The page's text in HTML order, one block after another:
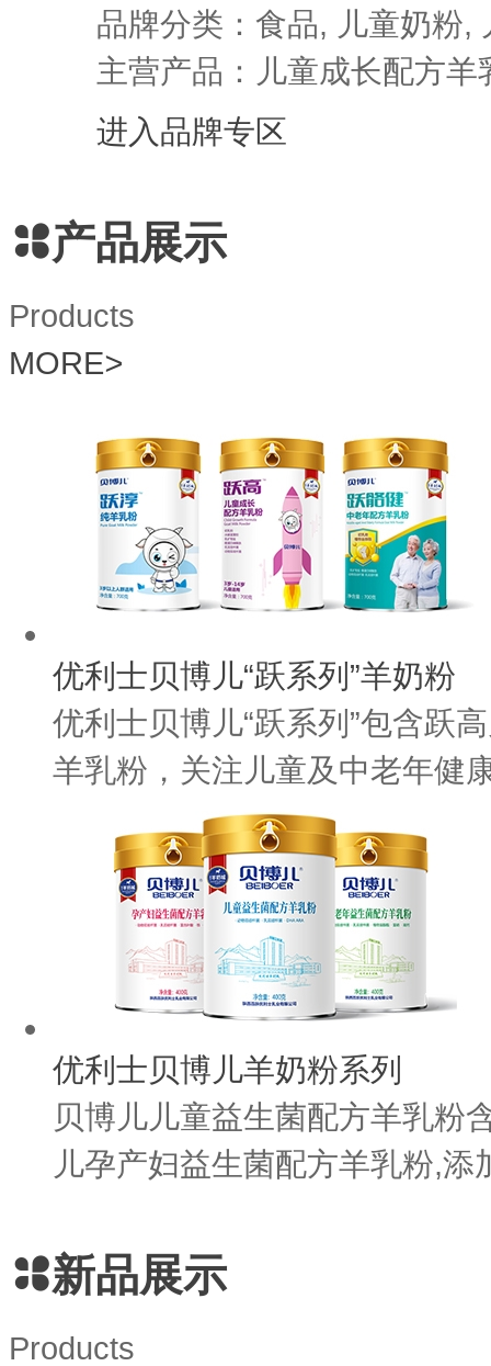
品牌分类：食品, 儿童奶粉,
主营产品：儿童成长配方羊
进入品牌专区
产品展示
Products
MORE>
优利士贝博儿“跃系列”羊奶粉
优利士贝博儿“跃系列”包含跃
羊乳粉，关注儿童及中老年健
优利士贝博儿羊奶粉系列
贝博儿儿童益生菌配方羊乳粉
儿孕产妇益生菌配方羊乳粉,添
新品展示
Products